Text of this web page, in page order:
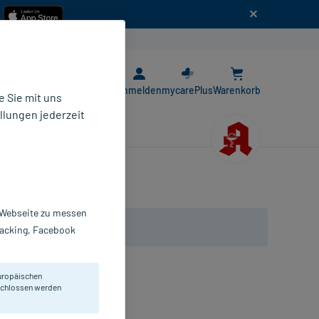
AnmeldenmycarePlusWarenkorb
und trockene Haut.
Sie mit uns
jederzeit
zu messen
Facebook
werden